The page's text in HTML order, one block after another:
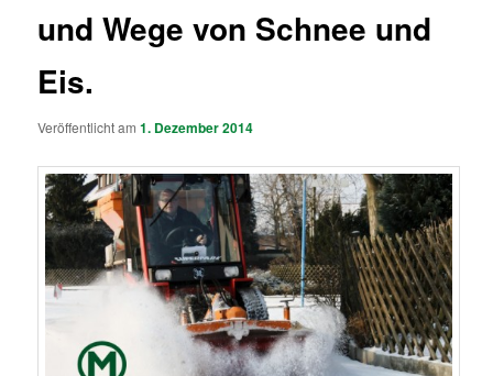
und Wege von Schnee und
Eis.
Veröffentlicht am1. Dezember 2014